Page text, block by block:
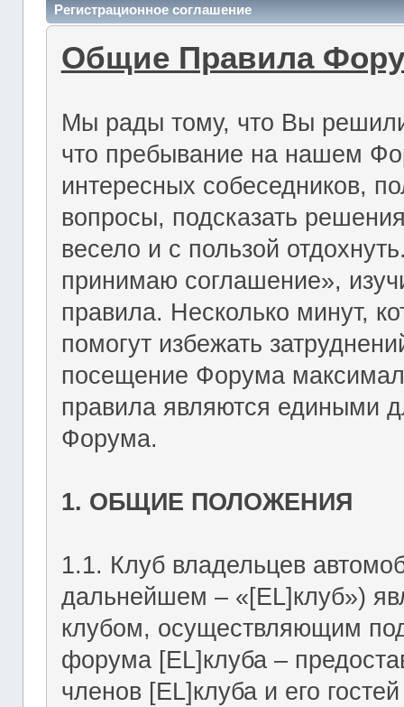
Регистрационное соглашение
Общие Правила
Мы рады тому, что Вы
что пребывание на нашем
интересных собеседников,
вопросы, подсказать
весело и с пользой
принимаю соглашение»,
правила. Несколько минут,
помогут избежать
посещение Форума
правила являются едиными
Форума.
1. ОБЩИЕ ПОЛОЖЕНИЯ
1.1. Клуб владельцев
дальнейшем – «[EL]клуб»)
клубом, осуществляющим
форума [EL]клуба –
членов [EL]клуба и его